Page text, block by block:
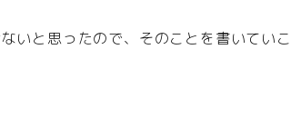
いと思ったので、そのことを書いていこ